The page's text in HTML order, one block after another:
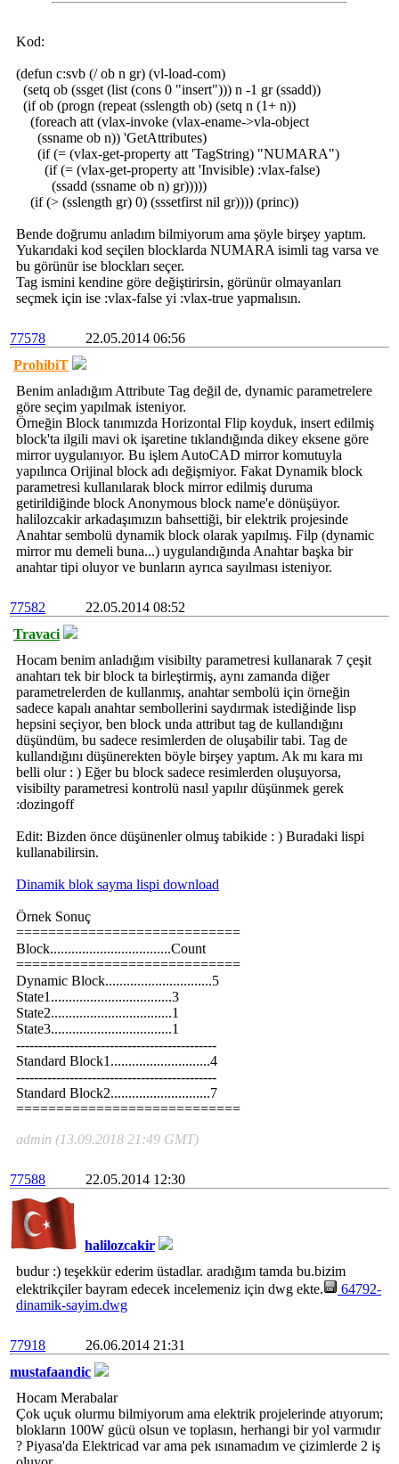
Kod:
(defun c:svb (/ ob n gr) (vl-load-com)
(setq ob (ssget (list (cons 0 "insert"))) n -1 gr (ssadd))
(if ob (progn (repeat (sslength ob) (setq n (1+ n))
(foreach att (vlax-invoke (vlax-ename->vla-object
(ssname ob n)) 'GetAttributes)
(if (= (vlax-get-property att 'TagString) "NUMARA")
(if (= (vlax-get-property att 'Invisible) :vlax-false)
(ssadd (ssname ob n) gr)))))
(if (> (sslength gr) 0) (sssetfirst nil gr)))) (princ))
Bende doğrumu anladım bilmiyorum ama şöyle birşey yaptım.
Yukarıdaki kod seçilen blocklarda NUMARA isimli tag varsa ve
bu görünür ise blockları seçer.
Tag ismini kendine göre değiştirirsin, görünür olmayanları
seçmek için ise :vlax-false yi :vlax-true yapmalısın.
77578
22.05.2014 06:56
ProhibiT
Benim anladığım Attribute Tag değil de, dynamic parametrelere
göre seçim yapılmak isteniyor.
Örneğin Block tanımızda Horizontal Flip koyduk, insert edilmiş
block'ta ilgili mavi ok işaretine tıklandığında dikey eksene göre
mirror uygulanıyor. Bu işlem AutoCAD mirror komutuyla
yapılınca Orijinal block adı değişmiyor. Fakat Dynamik block
parametresi kullanılarak block mirror edilmiş duruma
getirildiğinde block Anonymous block name'e dönüşüyor.
halilozcakir arkadaşımızın bahsettiği, bir elektrik projesinde
Anahtar sembolü dynamik block olarak yapılmış. Filp (dynamic
mirror mu demeli buna...) uygulandığında Anahtar başka bir
anahtar tipi oluyor ve bunların ayrıca sayılması isteniyor.
77582
22.05.2014 08:52
Travaci
Hocam benim anladığım visibilty parametresi kullanarak 7 çeşit
anahtarı tek bir block ta birleştirmiş, aynı zamanda diğer
parametrelerden de kullanmış, anahtar sembolü için örneğin
sadece kapalı anahtar sembollerini saydırmak istediğinde lisp
hepsini seçiyor, ben block unda attribut tag de kullandığını
düşündüm, bu sadece resimlerden de oluşabilir tabi. Tag de
kullandığını düşünerekten böyle birşey yaptım. Ak mı kara mı
belli olur : ) Eğer bu block sadece resimlerden oluşuyorsa,
visibilty parametresi kontrolü nasıl yapılır düşünmek gerek
:dozingoff
Edit: Bizden önce düşünenler olmuş tabikide : ) Buradaki lispi
kullanabilirsin.
Dinamik blok sayma lispi download
Örnek Sonuç
============================
Block..................................Count
============================
Dynamic Block..............................5
State1..................................3
State2..................................1
State3..................................1
---------------------------------------------
Standard Block1............................4
---------------------------------------------
Standard Block2............................7
============================
admin (13.09.2018 21:49 GMT)
77588 22.05.2014 12:30
halilozcakir
budur :) teşekkür ederim üstadlar. aradığım tamda bu.bizim
elektrikçiler bayram edecek incelemeniz için dwg ekte.
64792-
dinamik-sayim.dwg
77918
26.06.2014 21:31
mustafaandic
Hocam Merabalar
Çok uçuk olurmu bilmiyorum ama elektrik projelerinde atıyorum;
blokların 100W gücü olsun ve toplasın, herhangi bir yol varmıdır
? Piyasa'da Elektricad var ama pek ısınamadım ve çizimlerde 2 iş